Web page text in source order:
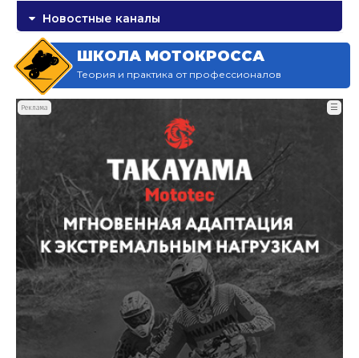
Новостные каналы
ШКОЛА МОТОКРОССА
Теория и практика от профессионалов
Реклама ☰